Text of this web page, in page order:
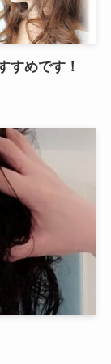
すめです！